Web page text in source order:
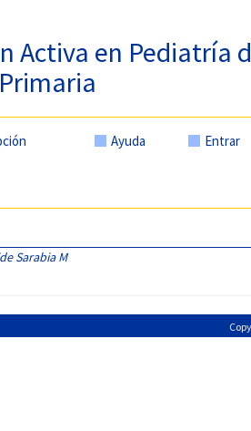
Activa en Pediatría
Ayuda Entrar
Sarabia M